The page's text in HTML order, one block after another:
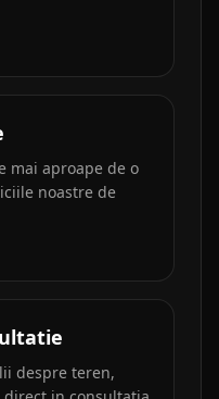
mai aproape de o
noastre de
despre teren,